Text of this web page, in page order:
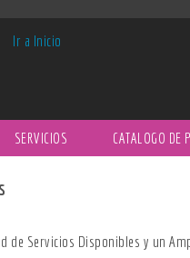
SERVICIOS CATALOGO DE
de Servicios Disponibles y un